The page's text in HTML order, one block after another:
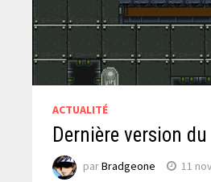
ACTUALITÉ
Dernière version
parBradgeone 11